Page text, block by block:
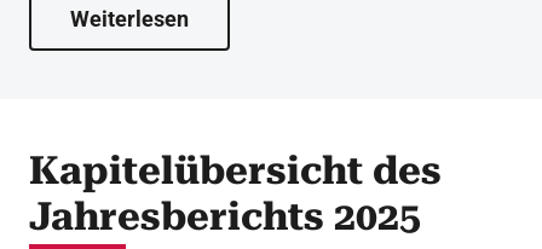
Weiterlesen
Kapitelübersicht des
Jahresberichts 2025